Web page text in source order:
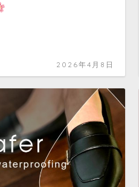
2026年4月8日